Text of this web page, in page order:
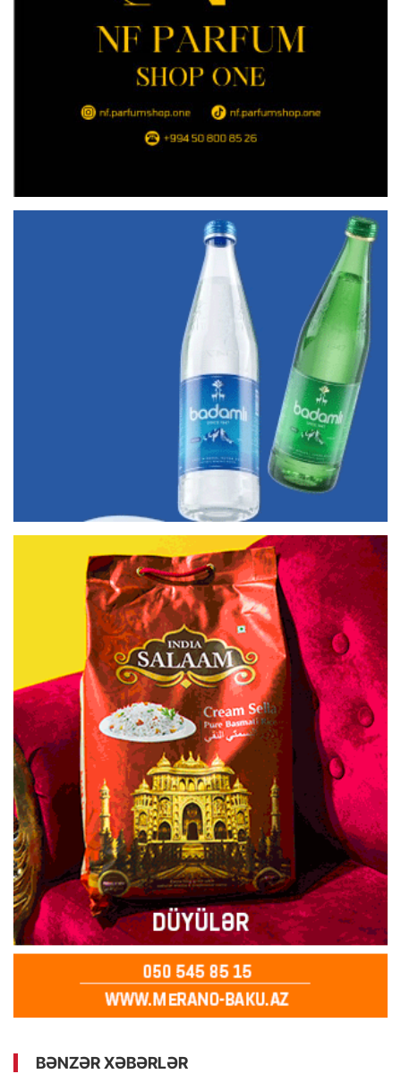
BƏNZƏR XƏBƏRLƏR